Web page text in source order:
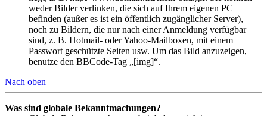
weder Bilder verlinken, die sich auf Ihrem eigenen PC
befinden (außer es ist ein öffentlich zugänglicher Server),
noch zu Bildern, die nur nach einer Anmeldung verfügbar
sind, z. B. Hotmail- oder Yahoo-Mailboxen, mit einem
Passwort geschützte Seiten usw. Um das Bild anzuzeigen,
benutze den BBCode-Tag „[img]“.
Nach oben
Was sind globale Bekanntmachungen?